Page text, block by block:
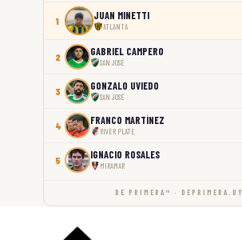
1 JUAN MINETTI
ATLANTA
2 GABRIEL CAMPERO
SAN JOSÉ
3 GONZALO UVIEDO
SAN JOSÉ
4 FRANCO MARTÍNEZ
RIVER PLATE
5 IGNACIO ROSALES
MIRAMAR
DE PRIMERA™ · DEPRIMERA.UY